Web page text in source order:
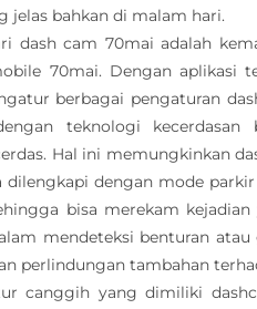
jelas bahkan di malam hari.
dash cam 70mai adalah
70mai. Dengan aplikasi
berbagai pengaturan
teknologi
Hal ini memungkinkan
dilengkapi dengan mode
bisa merekam
mendeteksi benturan
perlindungan tambahan
canggih yang dimiliki